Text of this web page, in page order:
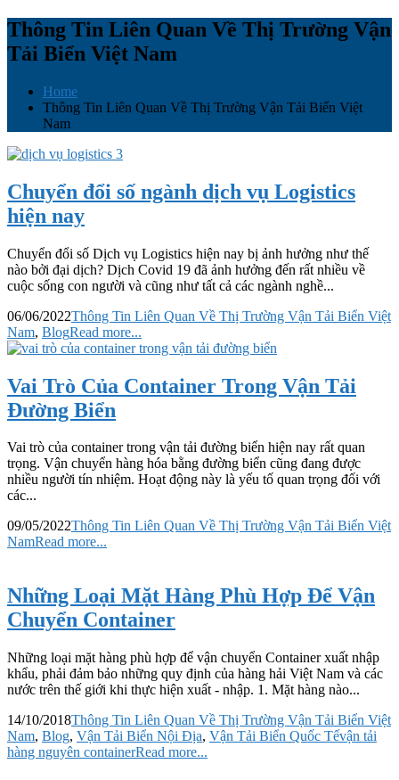
Thông Tin Liên Quan Về Thị Trường Vận
Tải Biển Việt Nam
Home
Thông Tin Liên Quan Về Thị Trường Vận Tải Biển Việt
Nam
Chuyển đổi số ngành dịch vụ Logistics
hiện nay
Chuyển đổi số Dịch vụ Logistics hiện nay bị ảnh hưởng như thế
nào bởi đại dịch? Dịch Covid 19 đã ảnh hưởng đến rất nhiều về
cuộc sống con người và cũng như tất cả các ngành nghề...
06/06/2022Thông Tin Liên Quan Về Thị Trường Vận Tải Biển Việt
Nam, BlogRead more...
Vai Trò Của Container Trong Vận Tải
Đường Biển
Vai trò của container trong vận tải đường biển hiện nay rất quan
trọng. Vận chuyển hàng hóa bằng đường biển cũng đang được
nhiều người tín nhiệm. Hoạt động này là yếu tố quan trọng đối với
các...
09/05/2022Thông Tin Liên Quan Về Thị Trường Vận Tải Biển Việt
NamRead more...
Những Loại Mặt Hàng Phù Hợp Để Vận
Chuyển Container
Những loại mặt hàng phù hợp để vận chuyển Container xuất nhập
khẩu, phải đảm bảo những quy định của hàng hải Việt Nam và các
nước trên thế giới khi thực hiện xuất - nhập. 1. Mặt hàng nào...
14/10/2018Thông Tin Liên Quan Về Thị Trường Vận Tải Biển Việt
Nam, Blog, Vận Tải Biển Nội Địa, Vận Tải Biển Quốc Tếvận tải
hàng nguyên containerRead more...